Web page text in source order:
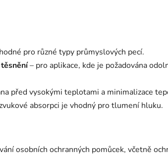
pro různé typy průmyslových pecí.
– pro aplikace, kde je požadována
před vysokými teplotami a minimalizace
absorpci je vhodný pro tlumení hluku.
osobních ochranných pomůcek, včetně